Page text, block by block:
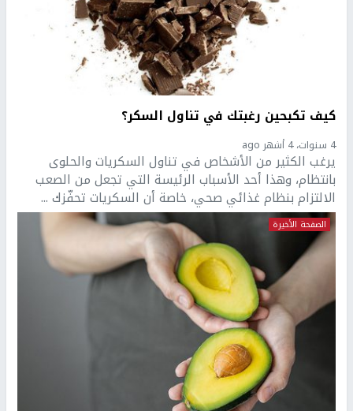
كيف تكبحين رغبتك في تناول السكر؟
4 سنوات، 4 أشهر ago
يرغب الكثير من الأشخاص في تناول السكريات والحلوى
بانتظام، وهذا أحد الأسباب الرئيسة التي تجعل من الصعب
الالتزام بنظام غذائي صحي، خاصة أن السكريات تحفّزك ...
الصفحة الأخيرة